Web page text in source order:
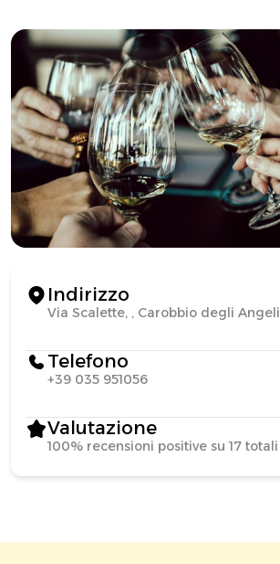
Indirizzo
Via Scalette, , Carobbio degli Angeli
Telefono
+39 035 951056
Valutazione
100% recensioni positive su 17 totali